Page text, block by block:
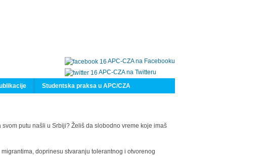
APC-CZA na Facebooku
APC-CZA na Twitteru
Studentska praksa u APC/CZA
putu našli u Srbiji? Želiš da slobodno vreme koje imaš
doprinesu stvaranju tolerantnog i otvorenog